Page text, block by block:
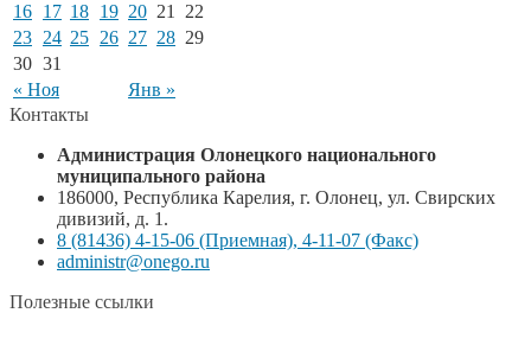
« Ноя Янв »
16 17 18 19 20 21
22
23 24 25 26 27 28 29
30 31
Контакты
Администрация Олонецкого национального
муниципального района
186000, Республика Карелия, г. Олонец, ул. Свирских
дивизий, д. 1.
8 (81436) 4-15-06 (Приемная), 4-11-07 (Факс)
administr@onego.ru
Полезные ссылки